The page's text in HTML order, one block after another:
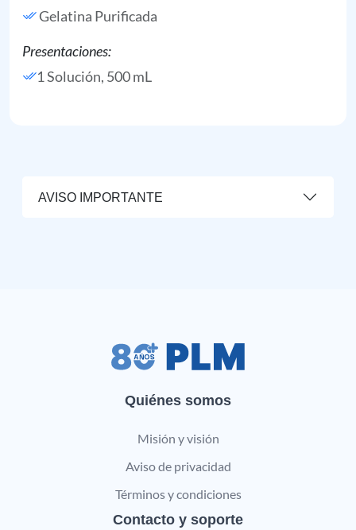
Gelatina Purificada
Presentaciones:
1 Solución, 500 mL
AVISO IMPORTANTE
Quiénes somos
Misión y visión
Aviso de privacidad
Términos y condiciones
Contacto y soporte